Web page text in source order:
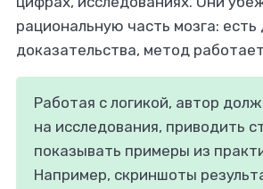
рациональную часть мозга: есть
доказательства, метод
Работая с логикой, автор
на исследования, приводить
показывать примеры из
Например, скриншоты